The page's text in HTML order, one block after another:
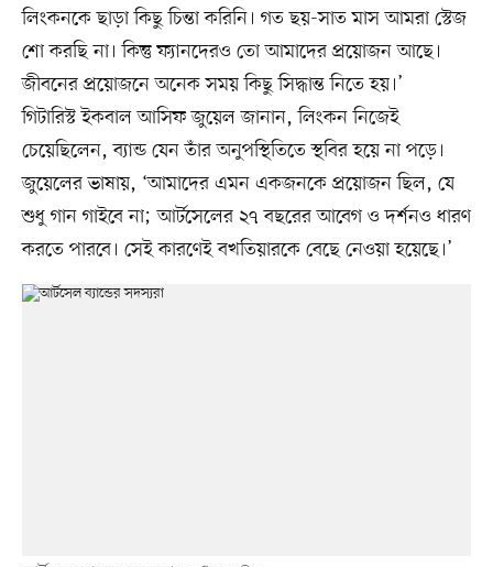
লিংকনকে ছাড়া কিছু চিন্তা করিনি। গত ছয়-সাত মাস আমরা স্টেজ
শো করছি না। কিন্তু ফ্যানদেরও তো আমাদের প্রয়োজন আছে।
জীবনের প্রয়োজনে অনেক সময় কিছু সিদ্ধান্ত নিতে হয়।’
গিটারিস্ট ইকবাল আসিফ জুয়েল জানান, লিংকন নিজেই
চেয়েছিলেন, ব্যান্ড যেন তাঁর অনুপস্থিতিতে স্থবির হয়ে না পড়ে।
জুয়েলের ভাষায়, ‘আমাদের এমন একজনকে প্রয়োজন ছিল, যে
শুধু গান গাইবে না; আর্টসেলের ২৭ বছরের আবেগ ও দর্শনও ধারণ
করতে পারবে। সেই কারণেই বখতিয়ারকে বেছে নেওয়া হয়েছে।’